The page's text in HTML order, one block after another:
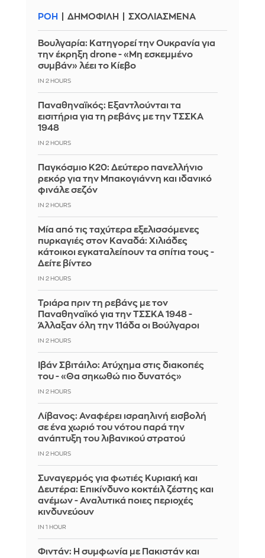
ΡΟΗ ΔΗΜΟΦΙΛΗ ΣΧΟΛΙΑΣΜΕΝΑ
Βουλγαρία: Κατηγορεί την Ουκρανία για
την έκρηξη drone - «Μη εσκεμμένο
συμβάν» λέει το Κίεβο
IN 2 HOURS
Παναθηναϊκός: Εξαντλούνται τα
εισιτήρια για τη ρεβάνς με την ΤΣΣΚΑ
1948
IN 2 HOURS
Παγκόσμιο Κ20: Δεύτερο πανελλήνιο
ρεκόρ για την Μπακογιάννη και ιδανικό
φινάλε σεζόν
IN 2 HOURS
Μία από τις ταχύτερα εξελισσόμενες
πυρκαγιές στον Καναδά: Χιλιάδες
κάτοικοι εγκαταλείπουν τα σπίτια τους -
Δείτε βίντεο
IN 2 HOURS
Τριάρα πριν τη ρεβάνς με τον
Παναθηναϊκό για την ΤΣΣΚΑ 1948 -
Άλλαξαν όλη την 11άδα οι Βούλγαροι
IN 2 HOURS
Ιβάν Σβιτάιλο: Ατύχημα στις διακοπές
του - «Θα σηκωθώ πιο δυνατός»
IN 2 HOURS
Λίβανος: Αναφέρει ισραηλινή εισβολή
σε ένα χωριό του νότου παρά την
ανάπτυξη του λιβανικού στρατού
IN 2 HOURS
Συναγερμός για φωτιές Κυριακή και
Δευτέρα: Επικίνδυνο κοκτέιλ ζέστης και
ανέμων - Αναλυτικά ποιες περιοχές
κινδυνεύουν
IN 1 HOUR
Φιντάν: Η συμφωνία με Πακιστάν και